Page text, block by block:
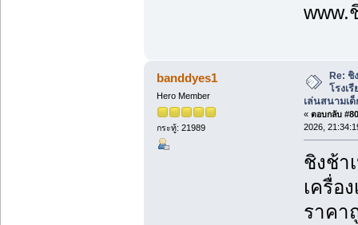
www.
banddyes1
Hero Member
กระทู้: 21989
Re: ชิ
โรงเ
เล่นสนามเ
« ตอบกลับ
2026,
ชิงช้า
เครื่อ
ราคา